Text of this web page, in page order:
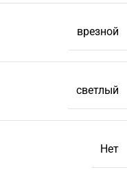
врезной
светлый
Нет